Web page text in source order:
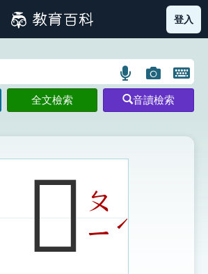
筆畫索引圖示 部首索引表圖示
登入
語
言
搜
示
圖
片
搜
開
鍵
圖
全文檢索 音讀檢索
𧔯 ㄆ
ㄧˊ